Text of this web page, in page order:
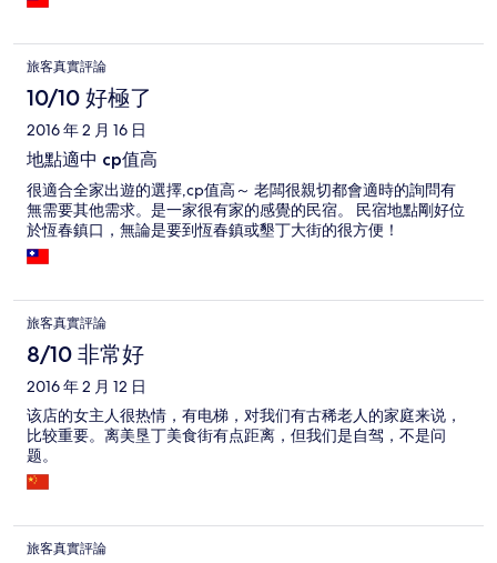
旅客真實評論
10/10 好極了
2016 年 2 月 16 日
地點適中 cp值高
很適合全家出遊的選擇,cp值高～ 老闆很親切都會適時的詢問有
無需要其他需求。是一家很有家的感覺的民宿。 民宿地點剛好位
於恆春鎮口，無論是要到恆春鎮或墾丁大街的很方便！
旅客真實評論
8/10 非常好
2016 年 2 月 12 日
该店的女主人很热情，有电梯，对我们有古稀老人的家庭来说，
比较重要。离美垦丁美食街有点距离，但我们是自驾，不是问
题。
旅客真實評論